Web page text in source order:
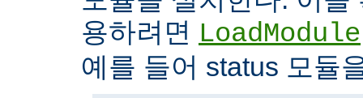
용하려면 LoadModule
예를 들어 status 모듈